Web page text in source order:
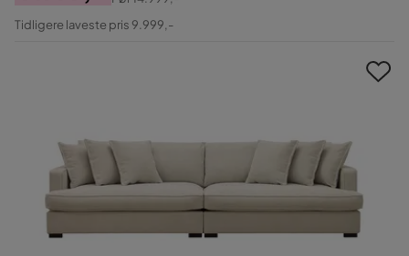
Pris
Original
Tidligere laveste pris 9.999,-